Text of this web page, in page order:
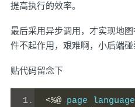
提高执行的效率。
最后采用异步调用，才实现地
件不起作用，艰难啊，小后端碰
贴代码留念下
<%@ page language